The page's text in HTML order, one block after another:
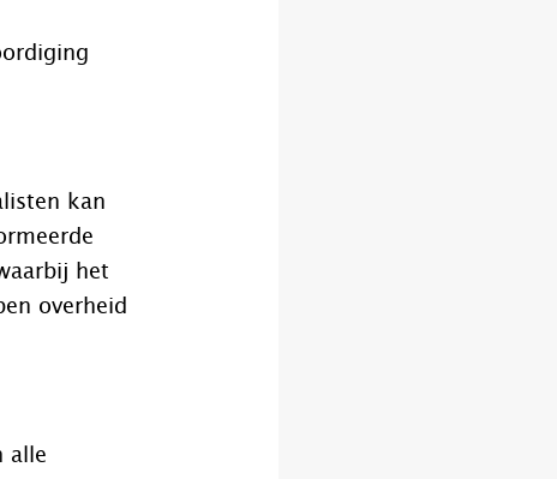
kan
het
overheid
alle